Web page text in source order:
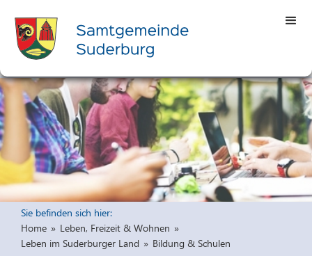
Sie befinden sich hier:
Home » Leben, Freizeit & Wohnen »
Leben im Suderburger Land » Bildung & Schulen